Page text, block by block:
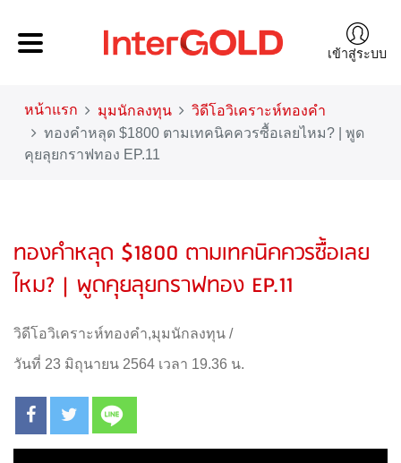
เข้าสู่ระบบ
หน้าแรก มุมนักลงทุน
วิดีโอวิเคราะห์ทองคำ
ทองคำหลุด $1800 ตามเทคนิคควรซื้อเลยไหม? | พูด
คุยลุยกราฟทอง EP.11
ทองคำหลุด $1800 ตามเทคนิคควรซื้อเลย
ไหม? | พูดคุยลุยกราฟทอง EP.11
วิดีโอวิเคราะห์ทองคำ,มุมนักลงทุน /
วันที่ 23 มิถุนายน 2564 เวลา 19.36 น.